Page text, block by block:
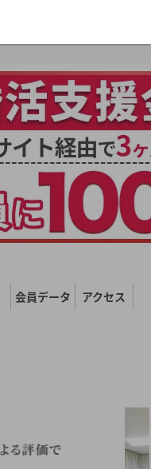
会員データ アクセス